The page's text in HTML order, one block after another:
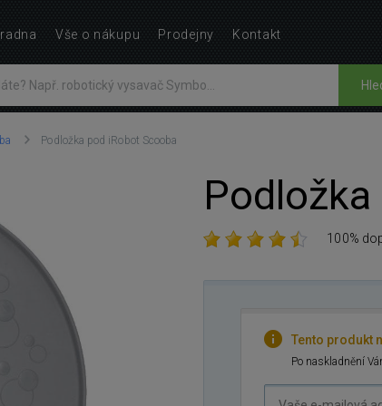
Podložka pod iRobot Scooba
100%
Tento produkt
Po naskladnění
Vše o nákupu Prodejny Kontakt